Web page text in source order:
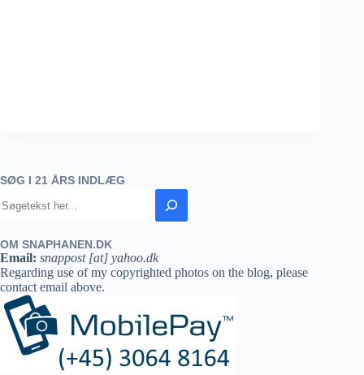
SØG I 21 ÅRS INDLÆG
OM SNAPHANEN.DK
Email: snappost [at] yahoo.dk
Regarding use of my copyrighted photos on the blog, please
contact email above.